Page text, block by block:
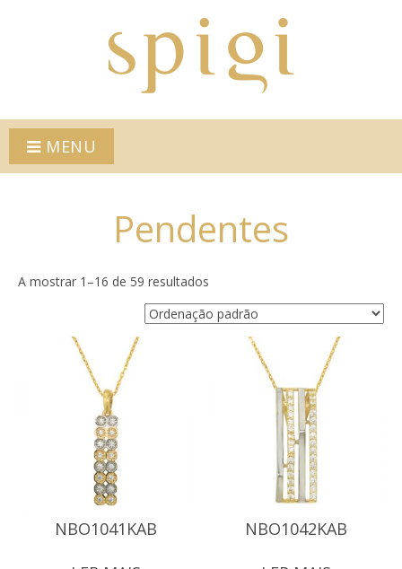
MENU
Pendentes
A mostrar 1–16 de 59 resultados
NBO1041KAB NBO1042KAB